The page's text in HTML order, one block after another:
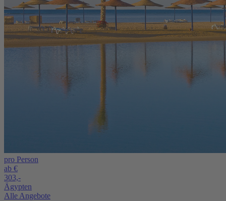
pro Person
ab €
303,-
Ägypten
Alle Angebote